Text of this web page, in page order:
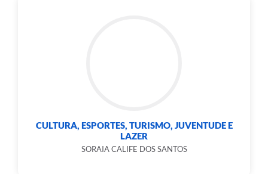
CULTURA, ESPORTES, TURISMO, JUVENTUDE E
LAZER
SORAIA CALIFE DOS SANTOS